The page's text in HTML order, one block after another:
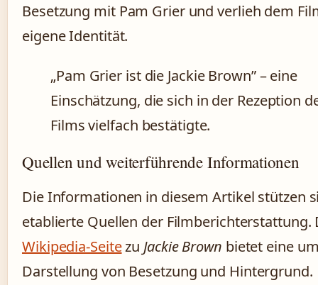
Besetzung mit Pam Grier und verlieh dem
eigene Identität.
„Pam Grier ist die Jackie Brown” – eine
Einschätzung, die sich in der Rezeption
Films vielfach bestätigte.
Quellen und weiterführende Informationen
Die Informationen in diesem Artikel stützen
etablierte Quellen der Filmberichterstattung.
Wikipedia-Seitezu Jackie Brown bietet eine
Darstellung von Besetzung und Hintergrund.